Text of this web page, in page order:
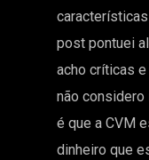
post pontuei
acho críticas
não considero
é que a CVM
dinheiro que